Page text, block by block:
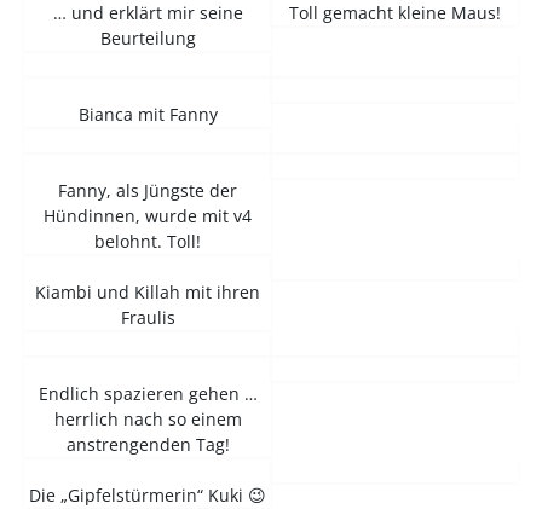
… und erklärt mir seine
Beurteilung
Toll gemacht kleine Maus!
Bianca mit Fanny
Fanny, als Jüngste der
Hündinnen, wurde mit v4
belohnt. Toll!
Kiambi und Killah mit ihren
Fraulis
Endlich spazieren gehen …
herrlich nach so einem
anstrengenden Tag!
Die „Gipfelstürmerin“ Kuki 😉